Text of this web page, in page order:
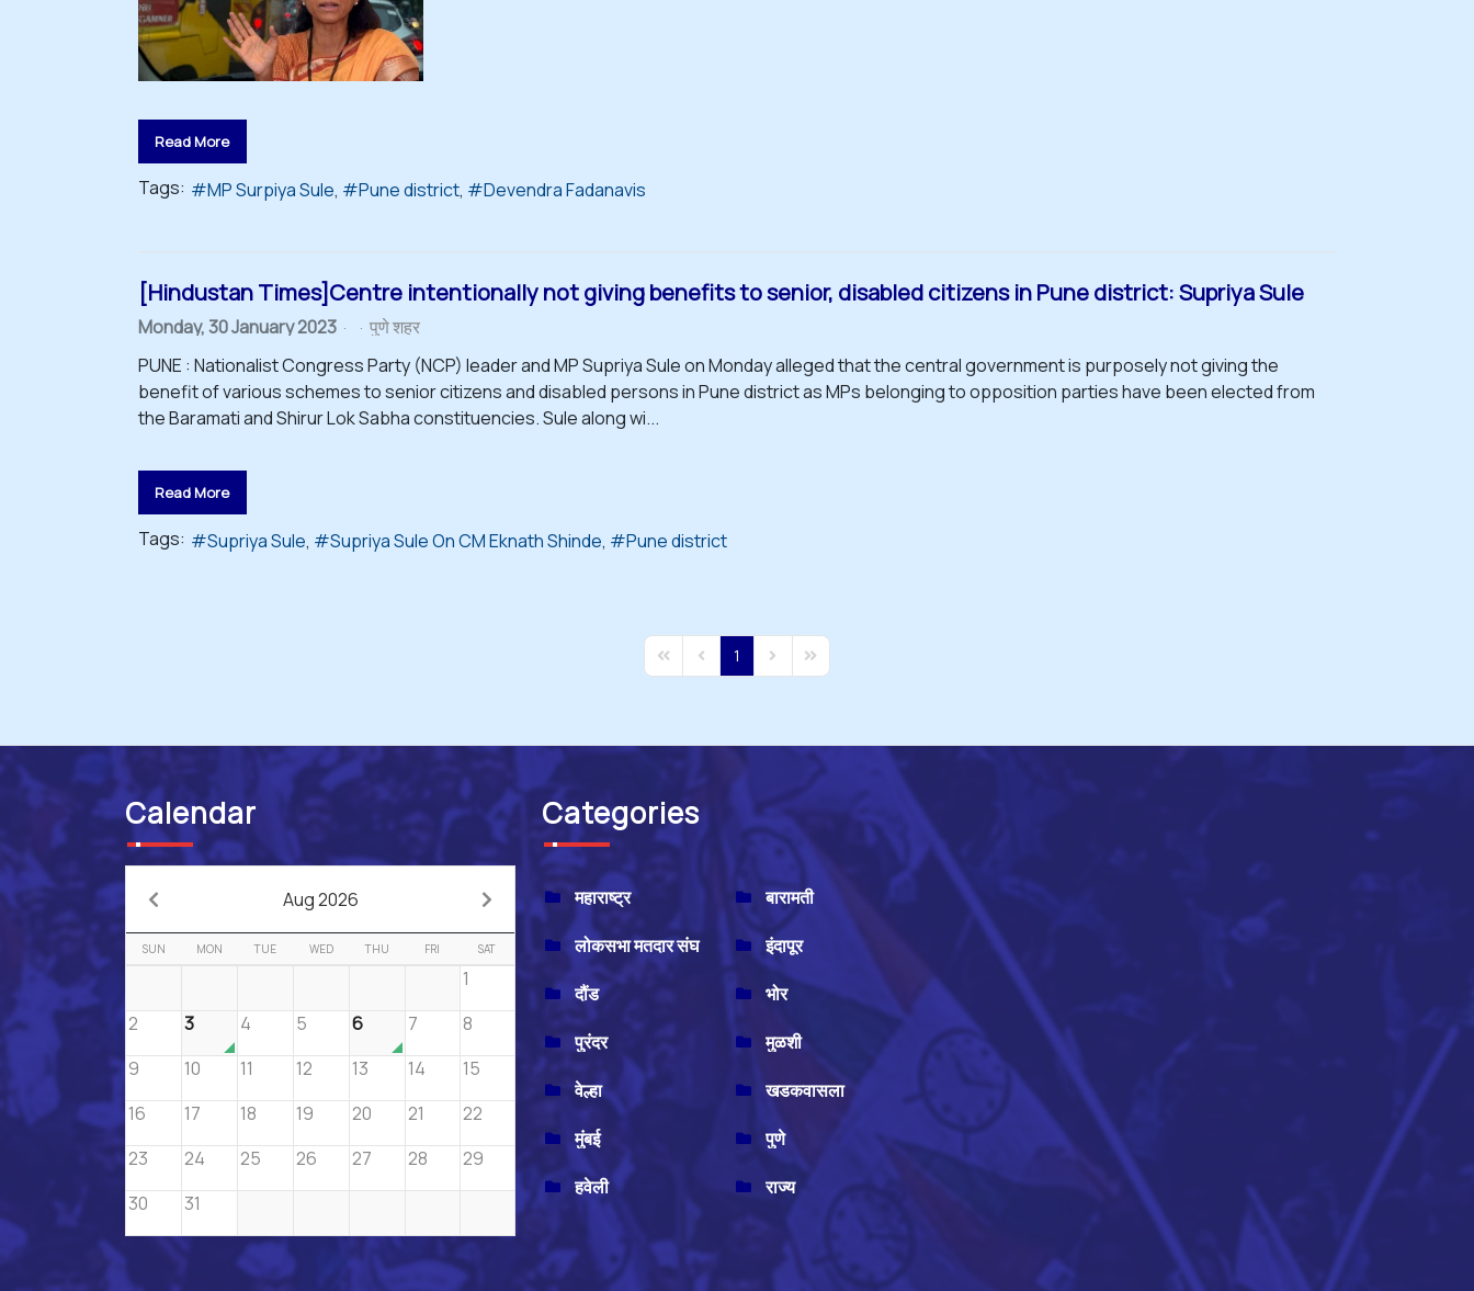
Read More
Tags: MP Surpiya Sule Pune district Devendra Fadanavis
[Hindustan Times]Centre intentionally not giving benefits to senior, disabled citizens in Pune district: Supriya Sule
Monday, 30 January 2023
पुणे शहर
PUNE : Nationalist Congress Party (NCP) leader and MP Supriya Sule on Monday alleged that the central government is purposely not giving the
benefit of various schemes to senior citizens and disabled persons in Pune district as MPs belonging to opposition parties have been elected from
the Baramati and Shirur Lok Sabha constituencies. Sule along wi...
Read More
Tags: Supriya Sule Supriya Sule On CM Eknath Shinde Pune district
First PagePrevious Page
1 Next PageLast Page
Calendar
Aug 2026
SUN MON TUE WED THU FRI SAT
1
2
3 4 5 6 7
8
9
10 11 12 13 14
15
16
17 18 19 20 21
22
23
24 25 26 27 28
29
30
31
Categories
महाराष्ट्र
बारामती
लोकसभा मतदार संघ
इंदापूर
दौंड
भोर
पुरंदर
मुळशी
वेल्हा
खडकवासला
मुंबई
पुणे
हवेली
राज्य